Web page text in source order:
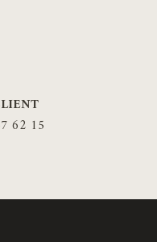
62 15